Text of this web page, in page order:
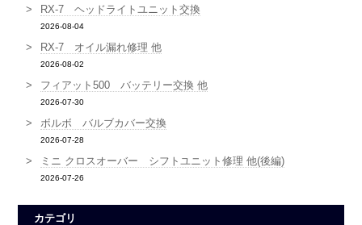
RX-7 ヘッドライトユニット交換
2026-08-04
RX-7 オイル漏れ修理 他
2026-08-02
フィアット500 バッテリー交換 他
2026-07-30
ボルボ バルブカバー交換
2026-07-28
ミニ クロスオーバー シフトユニット修理 他(後編)
2026-07-26
カテゴリ